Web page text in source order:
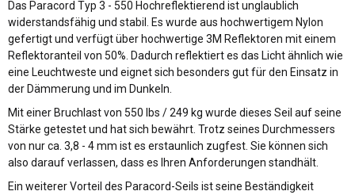
Das Paracord Typ 3 - 550 Hochreflektierend ist unglaublich
widerstandsfähig und stabil. Es wurde aus hochwertigem Nylon
gefertigt und verfügt über hochwertige 3M Reflektoren mit einem
Reflektoranteil von 50%. Dadurch reflektiert es das Licht ähnlich wie
eine Leuchtweste und eignet sich besonders gut für den Einsatz in
der Dämmerung und im Dunkeln.
Mit einer Bruchlast von 550 lbs / 249 kg wurde dieses Seil auf seine
Stärke getestet und hat sich bewährt. Trotz seines Durchmessers
von nur ca. 3,8 - 4 mm ist es erstaunlich zugfest. Sie können sich
also darauf verlassen, dass es Ihren Anforderungen standhält.
Ein weiterer Vorteil des Paracord-Seils ist seine Beständigkeit